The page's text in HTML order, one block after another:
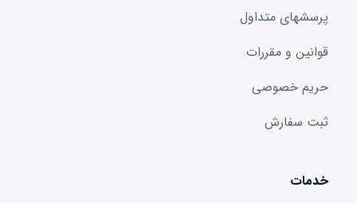
پرسشهای متداول
قوانین و مقررات
حریم خصوصی
ثبت سفارش
خدمات